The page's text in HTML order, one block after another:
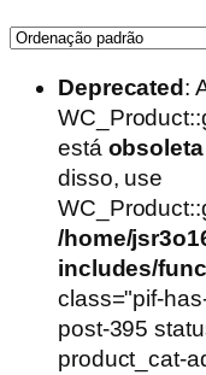
Deprecated :
está obsoleta
disso, use
/home/
includes/
class="pif-
post-395
product_cat-